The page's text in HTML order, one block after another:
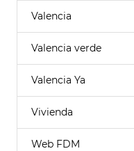
Valencia
Valencia verde
Valencia Ya
Vivienda
Web FDM